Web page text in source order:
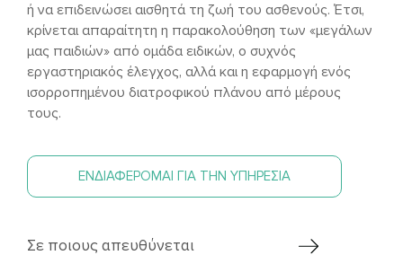
ή να επιδεινώσει αισθητά τη ζωή του ασθενούς. Έτσι,
κρίνεται απαραίτητη η παρακολούθηση των «μεγάλων
μας παιδιών» από ομάδα ειδικών, ο συχνός
εργαστηριακός έλεγχος, αλλά και η εφαρμογή ενός
ισορροπημένου διατροφικού πλάνου από μέρους
τους.
ΕΝΔΙΑΦΕΡΟΜΑΙ ΓΙΑ ΤΗΝ ΥΠΗΡΕΣΙΑ
Σε ποιους απευθύνεται